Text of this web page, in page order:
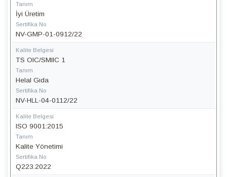
Tanım
İyi Üretim
Sertifika No
NV-GMP-01-0912/22
Kalite Belgesi
TS OIC/SMIIC 1
Tanım
Helal Gıda
Sertifika No
NV-HLL-04-0112/22
Kalite Belgesi
ISO 9001:2015
Tanım
Kalite Yönetimi
Sertifika No
Q223.2022